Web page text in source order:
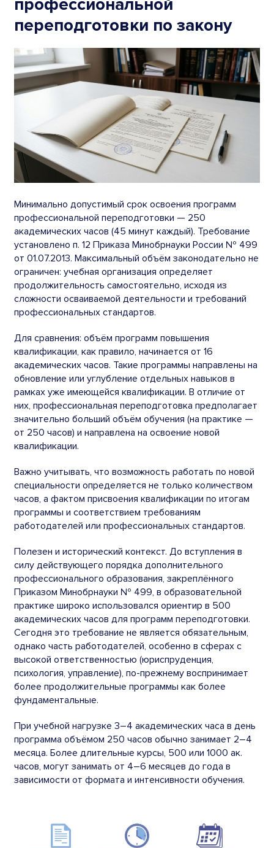
профессиональной
переподготовки по закону
Минимально допустимый срок освоения программ
профессиональной переподготовки — 250
академических часов (45 минут каждый). Требование
установлено п. 12 Приказа Минобрнауки России № 499
от 01.07.2013. Максимальный объём законодательно не
ограничен: учебная организация определяет
продолжительность самостоятельно, исходя из
сложности осваиваемой деятельности и требований
профессиональных стандартов.
Для сравнения: объём программ повышения
квалификации, как правило, начинается от 16
академических часов. Такие программы направлены на
обновление или углубление отдельных навыков в
рамках уже имеющейся квалификации. В отличие от
них, профессиональная переподготовка предполагает
значительно больший объём обучения (на практике —
от 250 часов) и направлена на освоение новой
квалификации.
Важно учитывать, что возможность работать по новой
специальности определяется не только количеством
часов, а фактом присвоения квалификации по итогам
программы и соответствием требованиям
работодателей или профессиональных стандартов.
Полезен и исторический контекст. До вступления в
силу действующего порядка дополнительного
профессионального образования, закреплённого
Приказом Минобрнауки № 499, в образовательной
практике широко использовался ориентир в 500
академических часов для программ переподготовки.
Сегодня это требование не является обязательным,
однако часть работодателей, особенно в сферах с
высокой ответственностью (юриспруденция,
психология, управление), по-прежнему воспринимает
более продолжительные программы как более
фундаментальные.
При учебной нагрузке 3–4 академических часа в день
программа объёмом 250 часов обычно занимает 2–4
месяца. Более длительные курсы, 500 или 1000 ак.
часов, могут занимать от 4–6 месяцев до года в
зависимости от формата и интенсивности обучения.